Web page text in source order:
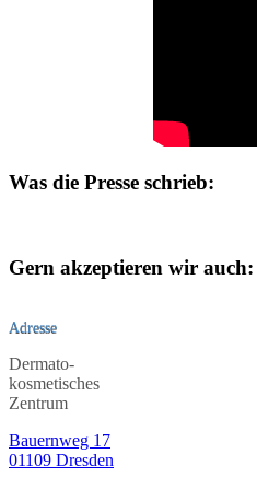
Was die Presse schrieb:
Gern akzeptieren wir auch:
Adresse
Dermato-
kosmetisches
Zentrum
Bauernweg 17
01109 Dresden